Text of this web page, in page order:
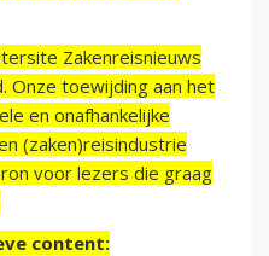
Zakenreisnieuws
Onze toewijding aan het
en onafhankelijke
(zaken)reisindustrie
voor lezers die graag
content: